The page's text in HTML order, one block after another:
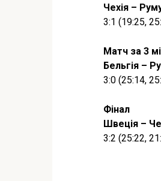
Чехія –
3:1 (19:25,
Матч за 3
Бельгія –
3:0 (25:14,
Фінал
Швеція –
3:2 (25:22,